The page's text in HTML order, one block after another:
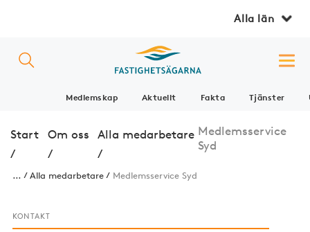
Alla län
Medlemskap Aktuellt Fakta Tjänster
Start
/
Om oss
/
Alla medarbetare
/
Medlemsservice
Syd
... Alla medarbetare Medlemsservice Syd
KONTAKT